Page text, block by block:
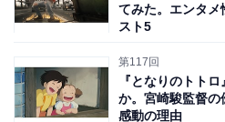
荒唐無稽ともいえるフィクシ
だった高校生が、当時世間を騒
の“悪質タックル問題”と、母
作成した企画書だったのだそう
てみた。エンタメ
スト5
第117回
『となりのトト
か。宮崎駿監督の
感動の理由